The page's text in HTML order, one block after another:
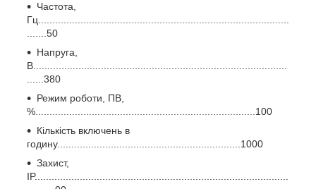
Частота,
Гц.........................................................................................
.......50
Напруга,
В..........................................................................................
......380
Режим роботи, ПВ,
%..............................................................................100
Кількість включень в
годину.................................................................1000
Захист,
IP..........................................................................................